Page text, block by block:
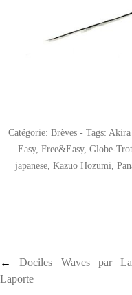
Catégorie: Brèves - Tags: Akira
Easy, Free&Easy, Globe-
japanese, Kazuo Hozumi
Post
←
Dociles Waves par
Laporte